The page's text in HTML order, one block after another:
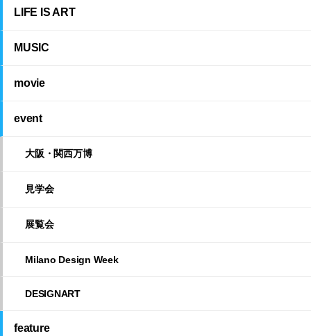
LIFE IS ART
MUSIC
movie
event
大阪・関西万博
見学会
展覧会
Milano Design Week
DESIGNART
feature